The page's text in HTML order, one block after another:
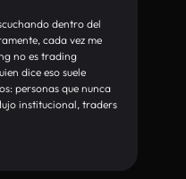
dentro del
cada vez me
no es trading
dice eso suele
personas que nunca
institucional, traders